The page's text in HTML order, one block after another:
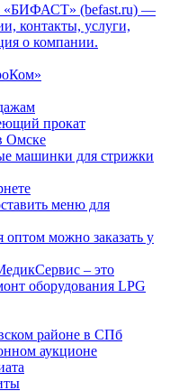
«БИФАСТ» (befast.ru) —
контакты, услуги,
о компании.
прокат
Омске
машинки для стрижки
меню для
оптом можно заказать у
– это
оборудования LPG
районе в СПб
аукционе